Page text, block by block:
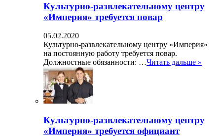
Культурно-развлекательному центру
«Империя» требуется повар
05.02.2020
Культурно-развлекательному центру «Империя»
на постоянную работу требуется повар.
Должностные обязанности: …Читать дальше »
Культурно-развлекательному центру
«Империя» требуется официант